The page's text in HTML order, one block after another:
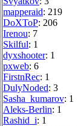
mapperaid: 219
DoXToP: 206
Irenou: 7
Skilful: 1
dyxshooter: 1
pxweb: 6
FirstnRec: 1
DulyNoded: 3
Sasha_kumarov: 1
Aleks-Berlin: 1
Rashid_i: 1